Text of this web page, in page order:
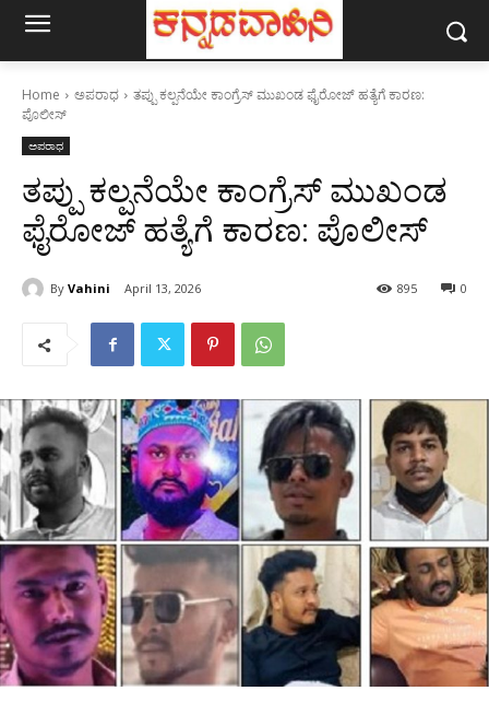
Home ಅಪರಾಧ
ತಪ್ಪು ಕಲ್ಪನೆಯೇ ಕಾಂಗ್ರೆಸ್ ಮುಖಂಡ ಫೈರೋಜ್ ಹತ್ಯೆಗೆ ಕಾರಣ:
ಪೊಲೀಸ್
ಅಪರಾಧ
ತಪ್ಪು ಕಲ್ಪನೆಯೇ ಕಾಂಗ್ರೆಸ್ ಮುಖಂಡ
ಫೈರೋಜ್ ಹತ್ಯೆಗೆ ಕಾರಣ: ಪೊಲೀಸ್
By Vahini April 13, 2026 0
895